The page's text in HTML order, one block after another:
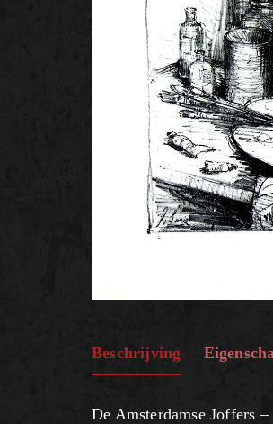
Beschrijving
De Amsterdamse Joffers